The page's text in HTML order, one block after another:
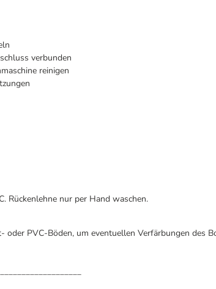
verbunden
reinigen
Rückenlehne nur per Hand waschen.
PVC-Böden, um eventuellen Verfärbungen des